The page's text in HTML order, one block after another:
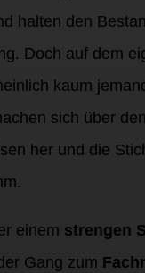
halten den
Doch auf dem
kaum
sich über
her und die
einem strengen
Gang zum